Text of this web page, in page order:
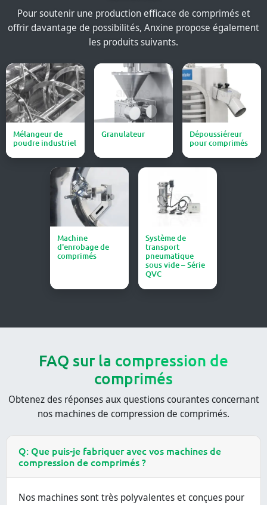
Pour soutenir une production efficace de comprimés et
offrir davantage de possibilités, Anxine propose également
les produits suivants.
Mélangeur de
poudre industriel
Granulateur
Dépoussiéreur
pour comprimés
Machine
d'enrobage de
comprimés
Système de
transport
pneumatique
sous vide – Série
QVC
FAQ sur la compression de
comprimés
Obtenez des réponses aux questions courantes concernant
nos machines de compression de comprimés.
Q: Que puis-je fabriquer avec vos machines de
compression de comprimés ?
Nos machines sont très polyvalentes et conçues pour